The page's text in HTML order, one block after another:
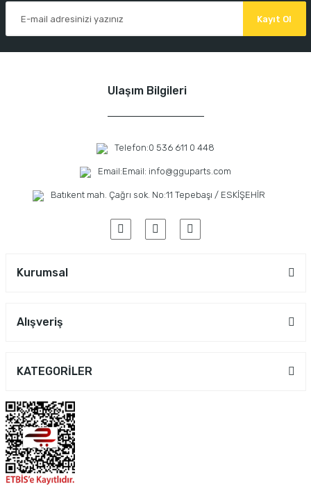
Kayıt Ol
Ulaşım Bilgileri
Telefon:0 536 611 0 448
Email:Email: info@gguparts.com
Batıkent mah. Çağrı sok. No:11 Tepebaşı / ESKİŞEHİR
Kurumsal
Alışveriş
KATEGORİLER